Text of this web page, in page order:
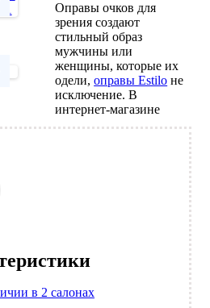
в 2 салонах
Оправы очков для
зрения создают
стильный образ
мужчины или
женщины, которые их
одели,оправы Estilo не
исключение. В
интернет-магазине